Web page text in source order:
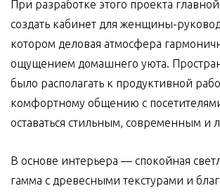
При разработке этого проекта
создать кабинет для женщины-
котором деловая атмосфера
ощущением домашнего уюта.
было располагать к продуктивной
комфортному общению с
оставаться стильным, современным и
В основе интерьера — спокойная
гамма с древесными текстурами и